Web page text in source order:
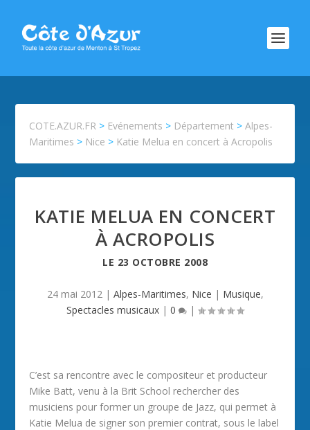
COTE.AZUR.FR > Evénements > Département >Alpes-
Maritimes > Nice > Katie Melua en concert à Acropolis
KATIE MELUA EN CONCERT
À ACROPOLIS
LE 23 OCTOBRE 2008
24 mai 2012| Alpes-Maritimes, Nice | Musique,
Spectacles musicaux | 0 |
C’est sa rencontre avec le compositeur et producteur
Mike Batt, venu à la Brit School rechercher des
musiciens pour former un groupe de Jazz, qui permet à
Katie Melua de signer son premier contrat, sous le label